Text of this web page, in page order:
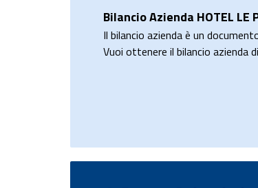
Bilancio Azienda HOTEL LE
Il bilancio azienda è un
Vuoi ottenere il bilancio azienda